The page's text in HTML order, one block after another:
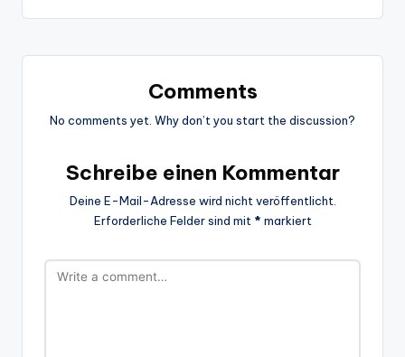
Comments
No comments yet. Why don’t you start the discussion?
Schreibe einen Kommentar
Deine E-Mail-Adresse wird nicht veröffentlicht.
Erforderliche Felder sind mit * markiert